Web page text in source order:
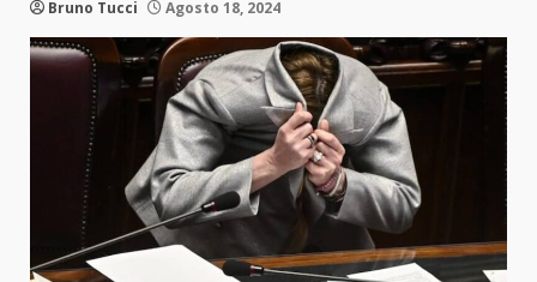
Bruno Tucci Agosto 18, 2024